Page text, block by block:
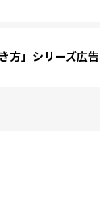
方」シリーズ広